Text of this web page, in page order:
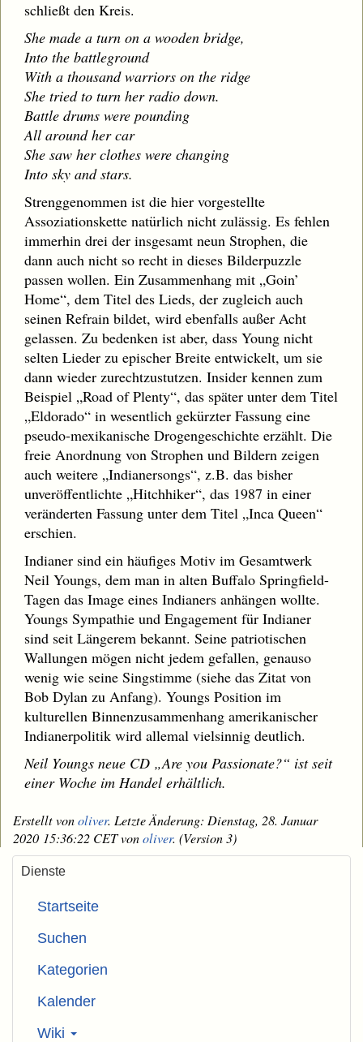
schließt den Kreis.
She made a turn on a wooden bridge,
Into the battleground
With a thousand warriors on the ridge
She tried to turn her radio down.
Battle drums were pounding
All around her car
She saw her clothes were changing
Into sky and stars.
Strenggenommen ist die hier vorgestellte
Assoziationskette natürlich nicht zulässig. Es fehlen
immerhin drei der insgesamt neun Strophen, die
dann auch nicht so recht in dieses Bilderpuzzle
passen wollen. Ein Zusammenhang mit „Goin’
Home“, dem Titel des Lieds, der zugleich auch
seinen Refrain bildet, wird ebenfalls außer Acht
gelassen. Zu bedenken ist aber, dass Young nicht
selten Lieder zu epischer Breite entwickelt, um sie
dann wieder zurechtzustutzen. Insider kennen zum
Beispiel „Road of Plenty“, das später unter dem Titel
„Eldorado“ in wesentlich gekürzter Fassung eine
pseudo-mexikanische Drogengeschichte erzählt. Die
freie Anordnung von Strophen und Bildern zeigen
auch weitere „Indianersongs“, z.B. das bisher
unveröffentlichte „Hitchhiker“, das 1987 in einer
veränderten Fassung unter dem Titel „Inca Queen“
erschien.
Indianer sind ein häufiges Motiv im Gesamtwerk
Neil Youngs, dem man in alten Buffalo Springfield-
Tagen das Image eines Indianers anhängen wollte.
Youngs Sympathie und Engagement für Indianer
sind seit Längerem bekannt. Seine patriotischen
Wallungen mögen nicht jedem gefallen, genauso
wenig wie seine Singstimme (siehe das Zitat von
Bob Dylan zu Anfang). Youngs Position im
kulturellen Binnenzusammenhang amerikanischer
Indianerpolitik wird allemal vielsinnig deutlich.
Neil Youngs neue CD „Are you Passionate?“ ist seit
einer Woche im Handel erhältlich.
Erstellt vonoliver. Letzte Änderung: Dienstag, 28. Januar
2020 15:36:22 CET vonoliver. (Version 3)
Dienste
Startseite
Suchen
Kategorien
Kalender
Wiki